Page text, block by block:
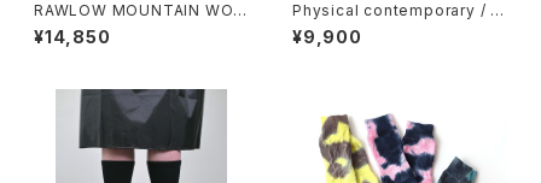
RAWLOW MOUNTAIN WOR
KS / DAD LITE CREW
¥14,850
Physical contemporary / Q
uiet smr cap
¥9,900